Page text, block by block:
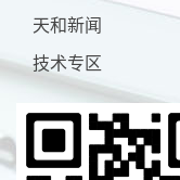
天和新闻
技术专区